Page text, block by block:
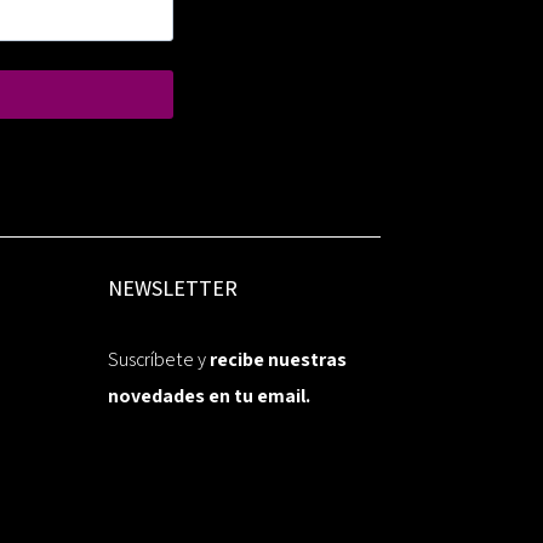
NEWSLETTER
Suscríbete yrecibe nuestras
novedades en tu email.